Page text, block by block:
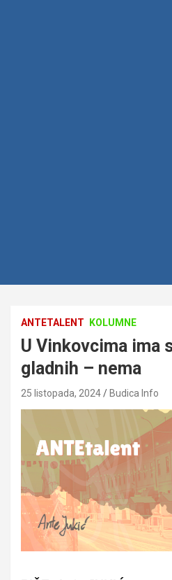
ANTETALENT KOLUMNE
U Vinkovcima ima
gladnih – nema
25 listopada, 2024 Budica Info